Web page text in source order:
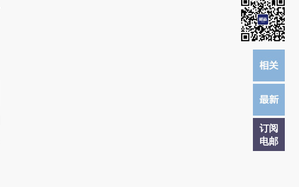
订阅
电邮